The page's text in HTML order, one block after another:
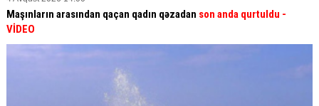
Maşınların arasından qaçan qadın qəzadan son anda qurtuldu -
VİDEO